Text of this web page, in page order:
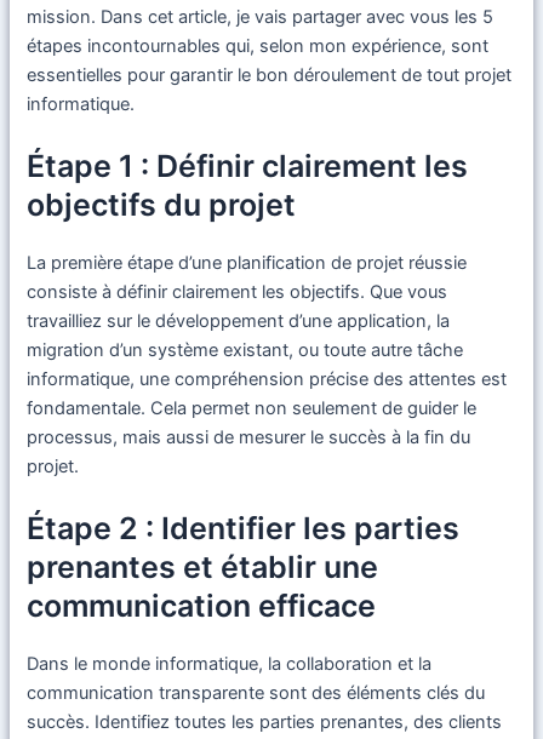
mission. Dans cet article, je vais partager avec vous les 5
étapes incontournables qui, selon mon expérience, sont
essentielles pour garantir le bon déroulement de tout projet
informatique.
Étape 1 : Définir clairement les
objectifs du projet
La première étape d’une planification de projet réussie
consiste à définir clairement les objectifs. Que vous
travailliez sur le développement d’une application, la
migration d’un système existant, ou toute autre tâche
informatique, une compréhension précise des attentes est
fondamentale. Cela permet non seulement de guider le
processus, mais aussi de mesurer le succès à la fin du
projet.
Étape 2 : Identifier les parties
prenantes et établir une
communication efficace
Dans le monde informatique, la collaboration et la
communication transparente sont des éléments clés du
succès. Identifiez toutes les parties prenantes, des clients